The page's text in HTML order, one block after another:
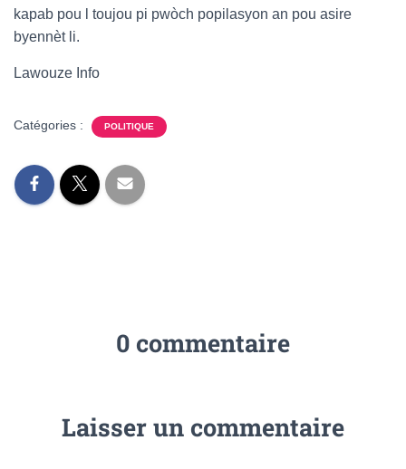
kapab pou l toujou pi pwòch popilasyon an pou asire
byennèt li.
Lawouze Info
Catégories : POLITIQUE
0 commentaire
Laisser un commentaire